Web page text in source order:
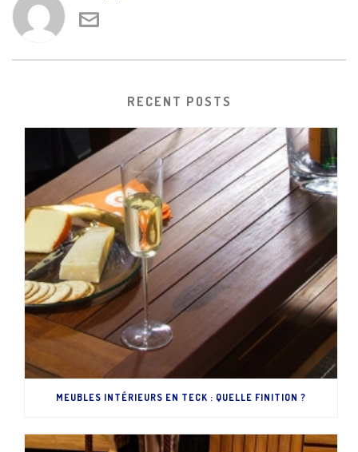
RECENT POSTS
MEUBLES INTÉRIEURS EN TECK : QUELLE FINITION ?